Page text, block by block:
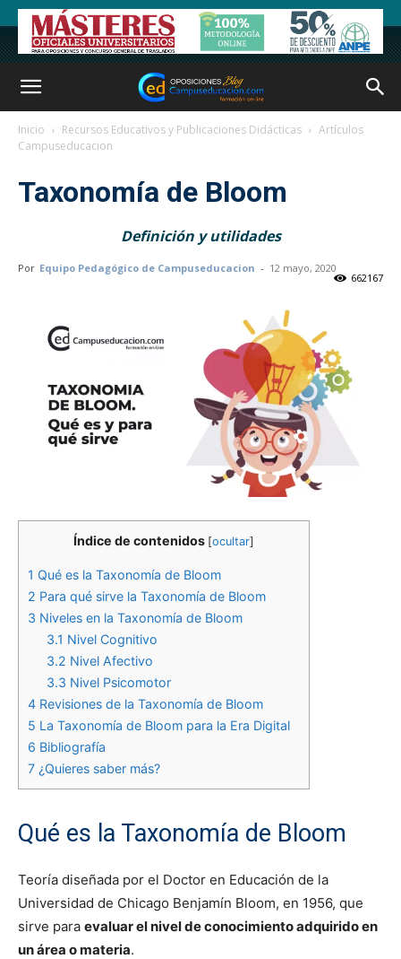
Inicio Recursos Educativos y Publicaciones Didácticas
Artículos
Campuseducacion
Taxonomía de Bloom
Definición y utilidades
Por Equipo Pedagógico de Campuseducacion - 12 mayo, 2020
662167
Índice de contenidos [ocultar]
1 Qué es la Taxonomía de Bloom
2 Para qué sirve la Taxonomía de Bloom
3 Niveles en la Taxonomía de Bloom
3.1 Nivel Cognitivo
3.2 Nivel Afectivo
3.3 Nivel Psicomotor
4 Revisiones de la Taxonomía de Bloom
5 La Taxonomía de Bloom para la Era Digital
6 Bibliografía
7 ¿Quieres saber más?
Qué es la Taxonomía de Bloom
Teoría diseñada por el Doctor en Educación de la
Universidad de Chicago Benjamín Bloom, en 1956, que
sirve para evaluar el nivel de conocimiento adquirido en
un área o materia.